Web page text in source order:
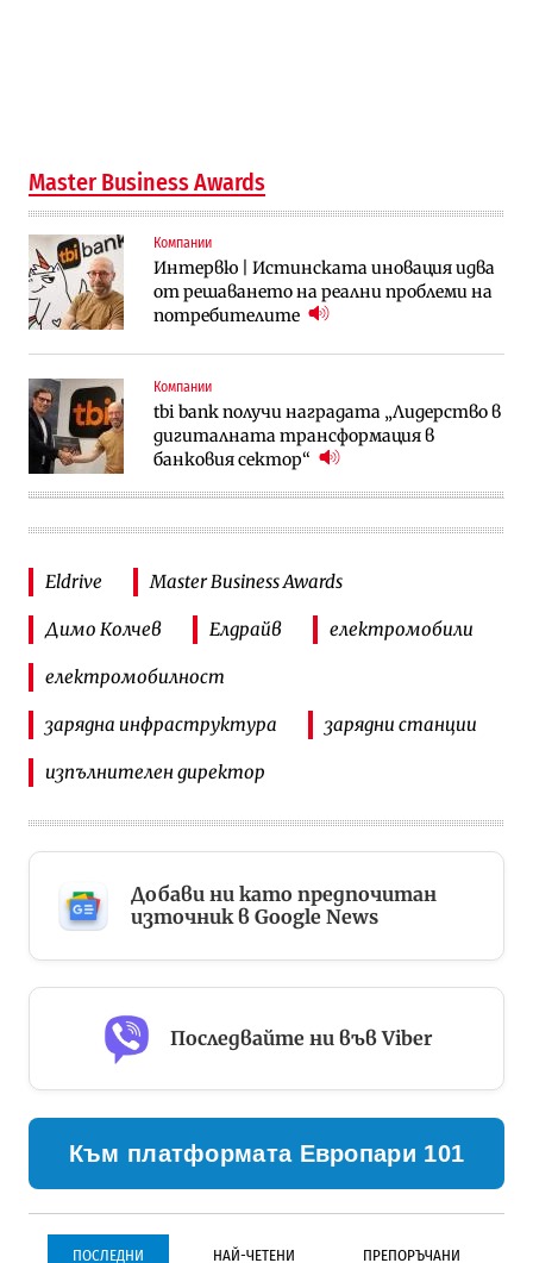
Master Business Awards
Компании
Интервю | Истинската иновация идва
от решаването на реални проблеми на
потребителите
Компании
tbi bank получи наградата „Лидерство в
дигиталната трансформация в
банковия сектор“
Eldrive Master Business Awards
Димо Колчев Елдрайв електромобили
електромобилност
зарядна инфраструктура зарядни станции
изпълнителен директор
Добави ни като предпочитан
източник в Google News
Последвайте ни във Viber
Към платформата Европари 101
ПОСЛЕДНИ НАЙ-ЧЕТЕНИ ПРЕПОРЪЧАНИ